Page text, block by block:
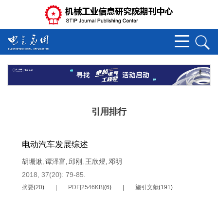
引用排行
电动汽车发展综述
胡堋湫 谭泽富 邱刚 王欣煜 邓明
2018, 37(20): 79-85.
摘要(20) PDF[2546KB](6) 施引文献(191 )